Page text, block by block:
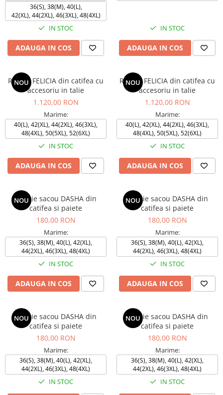
36(S), 38(M), 40(L),
42(XL), 44(2XL), 46(3XL), 48(4XL)
IN STOC
ADAUGA IN COS
IN STOC
ADAUGA IN COS
NOU
Rochie FELICIA din catifea cu
accesoriu in talie
1.120,00 RON
Marime:
40(L), 42(XL), 44(2XL), 46(3XL),
48(4XL), 50(5XL), 52(6XL)
IN STOC
ADAUGA IN COS
NOU
Rochie FELICIA din catifea cu
accesoriu in talie
1.120,00 RON
Marime:
40(L), 42(XL), 44(2XL), 46(3XL),
48(4XL), 50(5XL), 52(6XL)
IN STOC
ADAUGA IN COS
NOU
Rochie sacou DASHA din
catifea si paiete
180,00 RON
Marime:
36(S), 38(M), 40(L), 42(XL),
44(2XL), 46(3XL), 48(4XL)
IN STOC
ADAUGA IN COS
NOU
Rochie sacou DASHA din
catifea si paiete
180,00 RON
Marime:
36(S), 38(M), 40(L), 42(XL),
44(2XL), 46(3XL), 48(4XL)
IN STOC
ADAUGA IN COS
NOU
Rochie sacou DASHA din
catifea si paiete
180,00 RON
Marime:
36(S), 38(M), 40(L), 42(XL),
44(2XL), 46(3XL), 48(4XL)
IN STOC
NOU
Rochie sacou DASHA din
catifea si paiete
180,00 RON
Marime:
36(S), 38(M), 40(L), 42(XL),
44(2XL), 46(3XL), 48(4XL)
IN STOC